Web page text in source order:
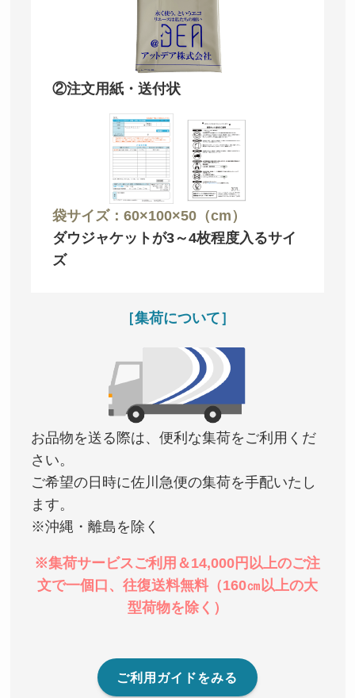
②注文用紙・送付状
袋サイズ：60×100×50（cm）
ダウジャケットが3～4枚程度入るサイ
ズ
［集荷について］
お品物を送る際は、便利な集荷をご利用くだ
さい。
ご希望の日時に佐川急便の集荷を手配いたし
ます。
※沖縄・離島を除く
※集荷サービスご利用＆14,000円以上のご注
文で一個口、往復送料無料（160㎝以上の大
型荷物を除く）
ご利用ガイドをみる